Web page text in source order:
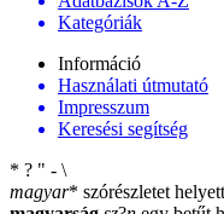
Kategóriák
Információ
Használati útmutató
Impresszum
Keresési segítség
* ? " - \
magyar* szórészletet